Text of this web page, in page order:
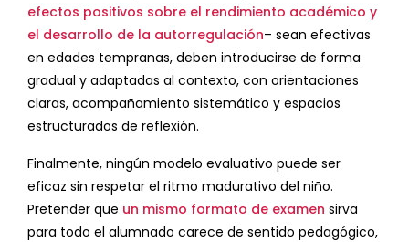
efectos positivos sobre el rendimiento académico y
el desarrollo de la autorregulación– sean efectivas
en edades tempranas, deben introducirse de forma
gradual y adaptadas al contexto, con orientaciones
claras, acompañamiento sistemático y espacios
estructurados de reflexión.
Finalmente, ningún modelo evaluativo puede ser
eficaz sin respetar el ritmo madurativo del niño.
Pretender que un mismo formato de examen sirva
para todo el alumnado carece de sentido pedagógico,